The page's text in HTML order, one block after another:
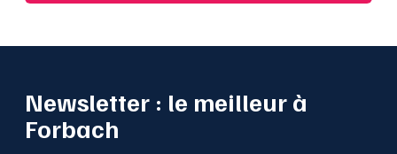
Newsletter : le meilleur à
Forbach